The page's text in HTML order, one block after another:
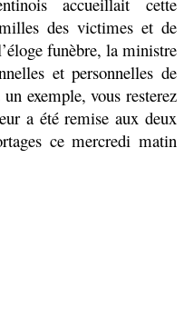
des victimes et de
funèbre, la ministre
et personnelles de
exemple, vous resterez
a été remise aux deux
ce mercredi matin